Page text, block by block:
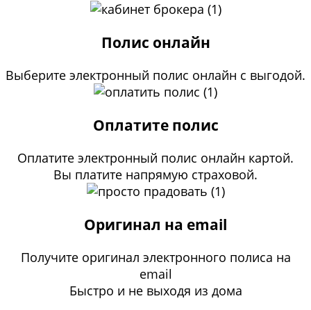
Полис онлайн
Выберите электронный полис онлайн с выгодой.
Оплатите полис
Оплатите электронный полис онлайн картой.
Вы платите напрямую страховой.
Оригинал на email
Получите оригинал электронного полиса на
email
Быстро и не выходя из дома